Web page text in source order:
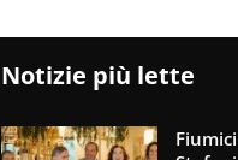
Notizie più lette